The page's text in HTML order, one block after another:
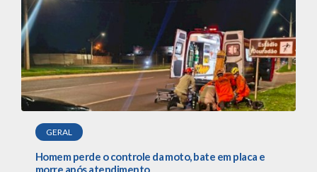
GERAL
Homem perde o controle da moto, bate em placa e
morre após atendimento